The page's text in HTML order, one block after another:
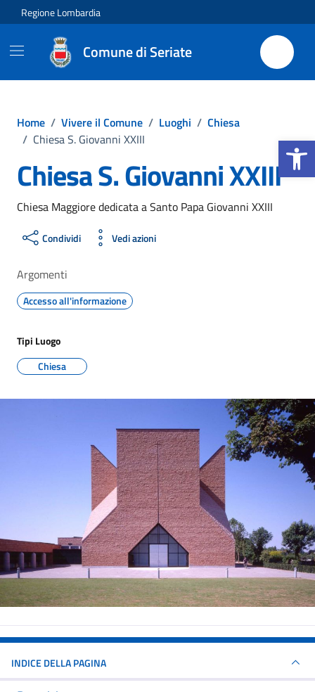
Apri la
Vai ai contenuti
Vai al footer
Regione Lombardia
Comune di Seriate
Home / Vivere il Comune / Luoghi / Chiesa
/ Chiesa S. Giovanni XXIII
Chiesa S. Giovanni XXIII
Chiesa Maggiore dedicata a Santo Papa Giovanni XXIII
Condividi Vedi azioni
Argomenti
Accesso all'informazione
Tipi Luogo
Chiesa
INDICE DELLA PAGINA